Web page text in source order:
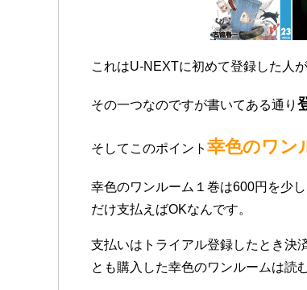
これはU-NEXTに初めて登録した人
その一つなのですが書いてある通り
そしてこのポイント 幸色のワン
幸色のワンルーム１巻は600円を少
だけ支払えばOKなんです。
支払いはトライアル登録したとき決
とも購入した幸色のワンルームは読